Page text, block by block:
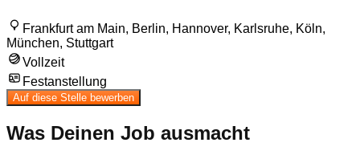
Frankfurt am Main, Berlin, Hannover, Karlsruhe, Köln,
München, Stuttgart
Vollzeit
Festanstellung
Auf diese Stelle bewerben
Was Deinen Job ausmacht